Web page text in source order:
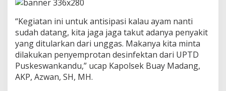
k
n
P
e
y
e
m
“Kegiatan ini untuk antisipasi kalau ayam nanti
sudah datang, kita jaga jaga takut adanya penyakit
yang ditularkan dari unggas. Makanya kita minta
dilakukan penyemprotan desinfektan dari UPTD
Puskeswankandu,” ucap Kapolsek Buay Madang,
AKP, Azwan, SH, MH.